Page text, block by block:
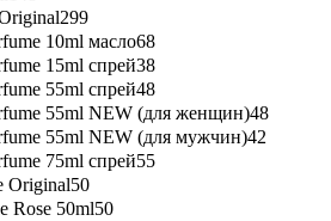
299
10ml масло68
15ml спрей38
55ml спрей48
55ml NEW (для женщин)48
55ml NEW (для мужчин)42
75ml спрей55
Original50
Rose 50ml50